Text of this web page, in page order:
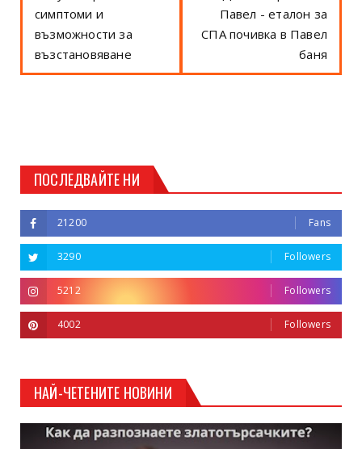
симптоми и
възможности за
възстановяване
Павел - еталон за
СПА почивка в Павел
баня
ПОСЛЕДВАЙТЕ НИ
21200 Fans
3290 Followers
5212 Followers
4002 Followers
НАЙ-ЧЕТЕНИТЕ НОВИНИ